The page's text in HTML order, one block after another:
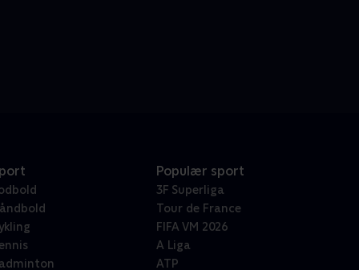
Populær sport
3F Superliga
Tour de France
FIFA VM 2026
A Liga
ATP